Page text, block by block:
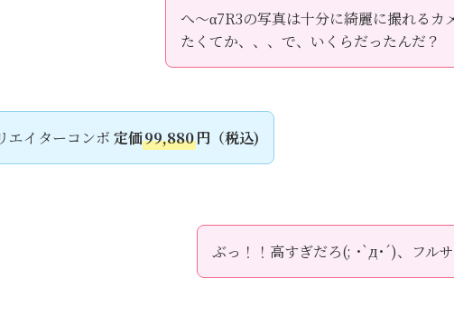
へ～α7R3の写真は十分に綺麗に撮れるカ
たくてか、、、で、いくらだったんだ？
エイターコンボ 定価99,880円（税込)
ぶっ！！高すぎだろ(; ･`д･´)、フル